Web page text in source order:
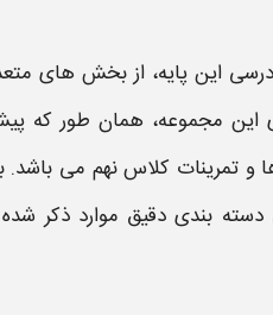
درسی این پایه، از بخش های
مجموعه، همان طور که
و تمرینات کلاس نهم می باشد.
دسته بندی دقیق موارد ذکر